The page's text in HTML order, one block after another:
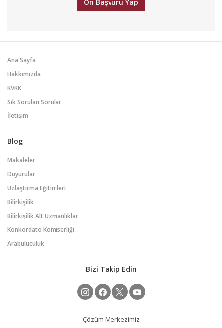
Ana Sayfa
Hakkımızda
KVKK
Sık Sorulan Sorular
İletişim
Blog
Makaleler
Duyurular
Uzlaştırma Eğitimleri
Bilirkişilik
Bilirkişilik Alt Uzmanlıklar
Konkordato Komiserliği
Arabuluculuk
Bizi Takip Edin
Çözüm Merkezimiz